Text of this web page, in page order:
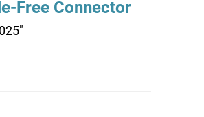
Free Connector